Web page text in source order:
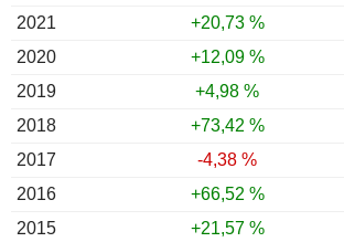
2021
+20,73 %
2020
+12,09 %
2019
+4,98 %
2018
+73,42 %
2017
-4,38 %
2016
+66,52 %
2015
+21,57 %